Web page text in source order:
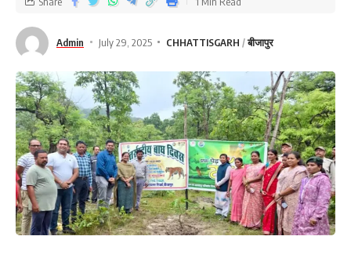
Admin July 29, 2025 CHHATTISGARH बीजापुर